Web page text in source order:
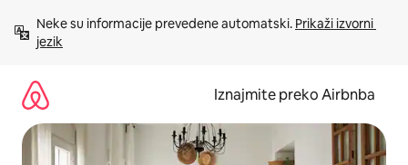
sadržaj
Neke su informacije prevedene automatski. Prikaži izvorni
jezik
Iznajmite preko Airbnba